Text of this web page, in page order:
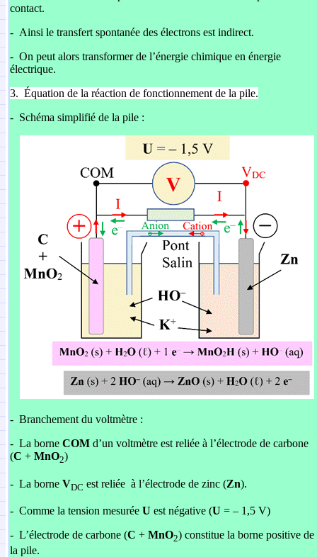
contact.
- Ainsi le transfert spontanée des électrons est indirect.
- On peut alors transformer de l’énergie chimique en énergie
électrique.
3. Équation de la réaction de fonctionnement de la pile.
- Schéma simplifié de la pile :
- Branchement du voltmètre :
- La borne COM d’un voltmètre est reliée à l’électrode de carbone
(C + MnO2)
- La borne VDC est reliée à l’électrode de zinc (Zn).
- Comme la tension mesurée U est négative (U = – 1,5 V)
- L’électrode de carbone (C + MnO2) constitue la borne positive de
la pile.